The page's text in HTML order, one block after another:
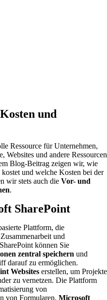
und
Ressource für Unternehmen,
Websites und andere Ressourcen
Blog-Beitrag zeigen wir, wie
und welche Kosten bei der
wir stets auch dieVor- und
.
SharePoint
Plattform, die
und
können Sie
zentral speichern und
darauf zu ermöglichen.
Websites erstellen, um Projekte
zu vernetzen. Die Plattform
von
von Formularen. Microsoft